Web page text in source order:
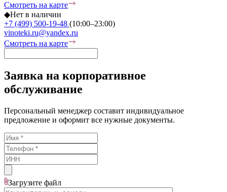
Смотреть на карте
◆Нет в наличии
+7 (499) 500-19-48 (10:00–23:00)
vinoteki.ru@yandex.ru
Смотреть на карте
Заявка на корпоративное
обслуживание
Персональный менеджер составит индивидуальное
предложение и оформит все нужные документы.
Загрузите файл